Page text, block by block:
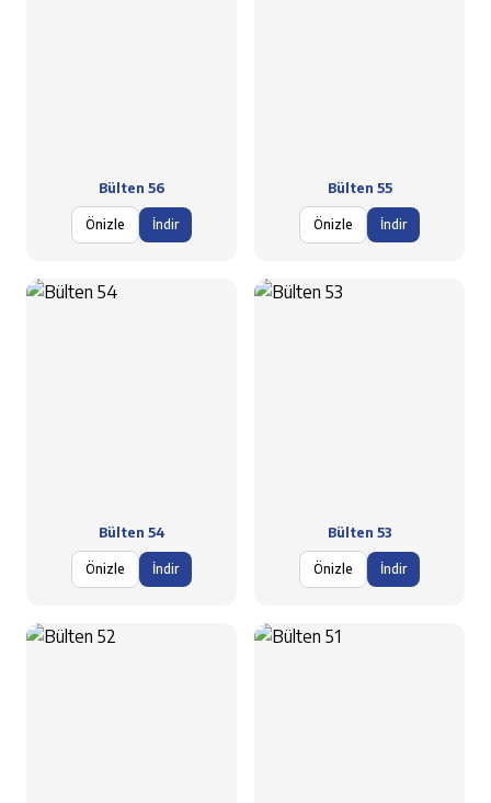
Bülten 56
Önizle İndir
Bülten 55
Önizle İndir
Bülten 54
Önizle İndir
Bülten 53
Önizle İndir